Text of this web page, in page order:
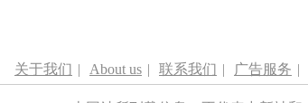
关于我们 | About us | 联系我们 | 广告服务 |